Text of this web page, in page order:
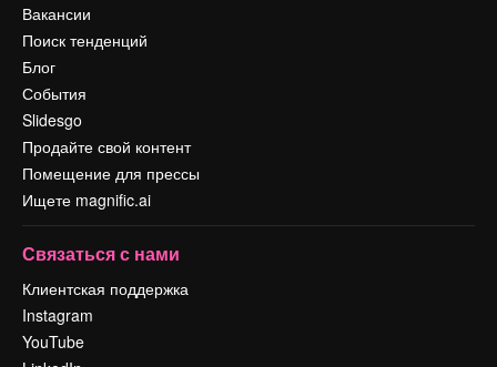
Вакансии
Поиск тенденций
Блог
События
Slidesgo
Продайте свой контент
Помещение для прессы
Ищете magnific.ai
Связаться с нами
Клиентская поддержка
Instagram
YouTube